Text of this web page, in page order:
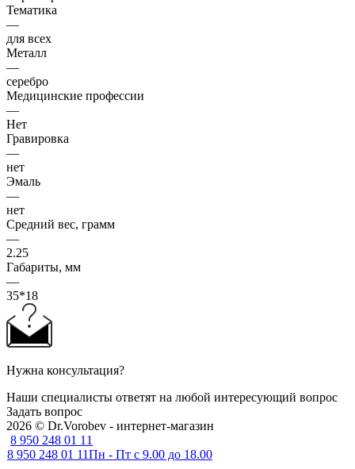
Тематика
—
для всех
Металл
—
серебро
Медицинские профессии
—
Нет
Гравировка
—
нет
Эмаль
—
нет
Средний вес, грамм
—
2.25
Габариты, мм
—
35*18
Нужна консультация?
Наши специалисты ответят на любой интересующий вопрос
Задать вопрос
2026 © Dr.Vorobev - интернет-магазин
8 950 248 01 11
8 950 248 01 11Пн - Пт с 9.00 до 18.00